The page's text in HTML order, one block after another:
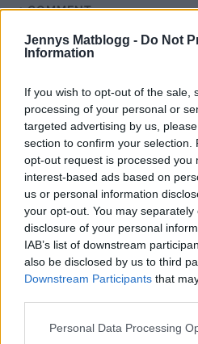
Jennys Matblogg - Do Not
Information
If you wish to opt-out of the sale,
processing of your personal or
targeted advertising by us,
section to confirm your selection.
opt-out request is processed you
interest-based ads based on
us or personal information
your opt-out. You may
disclosure of your personal
IAB’s list of downstream
also be disclosed by us to third
Downstream Participants that
Personal Data Processing
1COMMENT
äldsta
Sara
2 år sedan
Hur gör man detta oreokaka
0 Svara